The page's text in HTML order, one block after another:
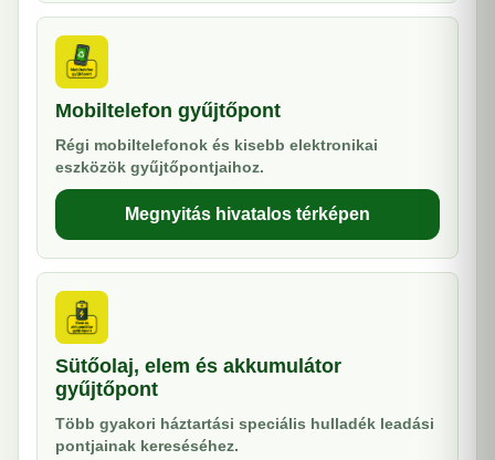
Mobiltelefon gyűjtőpont
Régi mobiltelefonok és kisebb elektronikai
eszközök gyűjtőpontjaihoz.
Megnyitás hivatalos térképen
Sütőolaj, elem és akkumulátor
gyűjtőpont
Több gyakori háztartási speciális hulladék leadási
pontjainak kereséséhez.